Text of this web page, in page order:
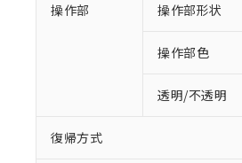
操作部 操作部形状
操作部色
透明/不透明
復帰方式